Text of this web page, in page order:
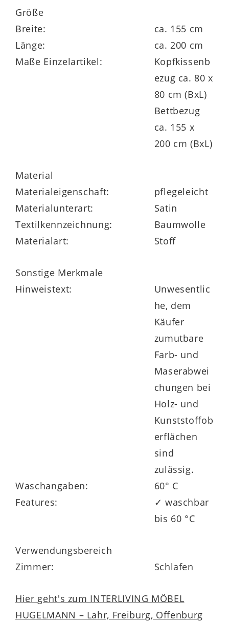
Größe
Breite:
ca. 155 cm
Länge:
ca. 200 cm
Maße Einzelartikel:
Kopfkissenb
ezug ca. 80 x
80 cm (BxL)
Bettbezug
ca. 155 x
200 cm (BxL)
Material
Materialeigenschaft:
pflegeleicht
Materialunterart:
Satin
Textilkennzeichnung:
Baumwolle
Materialart:
Stoff
Sonstige Merkmale
Hinweistext:
Unwesentlic
he, dem
Käufer
zumutbare
Farb- und
Maserabwei
chungen bei
Holz- und
Kunststoffob
erflächen
sind
zulässig.
Waschangaben:
60° C
Features:
✓ waschbar
bis 60 °C
Verwendungsbereich
Zimmer:
Schlafen
Hier geht's zum INTERLIVING MÖBEL
HUGELMANN – Lahr, Freiburg, Offenburg